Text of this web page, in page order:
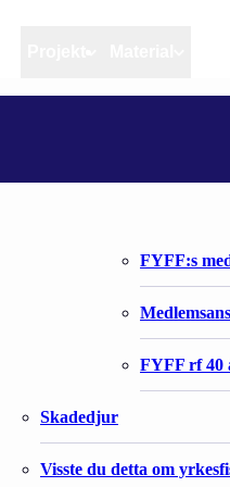
Näringen
Riktlinjer för god praxis
Stöd till fiskerinäringen
Anvisningar
Fiskar och
Skadedjur
Visste du detta om
Förbundet
FYFF:s
FYFF rf 40